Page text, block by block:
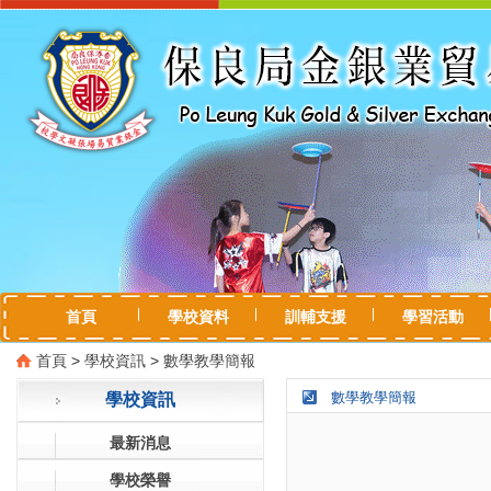
首頁 學校資料 訓輔支援 學習活動
首頁 > 學校資訊 > 數學教學簡報
學校資訊
最新消息
學校榮譽
數學教學簡報